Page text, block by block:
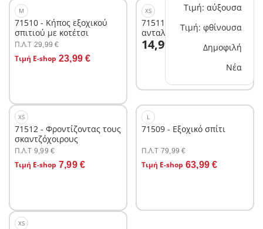
Τιμή: αύξουσα
Τιμή: φθίνουσα
Δημοφιλή
Νέα
M
71510 - Κήπος εξοχικού
σπιτιού με κοτέτσι
Π.Λ.T 29,99 €
Τιμή E-shop 23,99 €
Στο καλάθι
XS
71511 - Υπαίθρια
ανταλλακτική βιβλιοθήκη
14,99 €
Στο καλάθι
XS
71512 - Φροντίζοντας τους
σκαντζόχοιρους
Π.Λ.T 9,99 €
Τιμή E-shop 7,99 €
Στο καλάθι
L
71509 - Εξοχικό σπίτι
Π.Λ.T 79,99 €
Τιμή E-shop 63,99 €
Στο καλάθι
XS